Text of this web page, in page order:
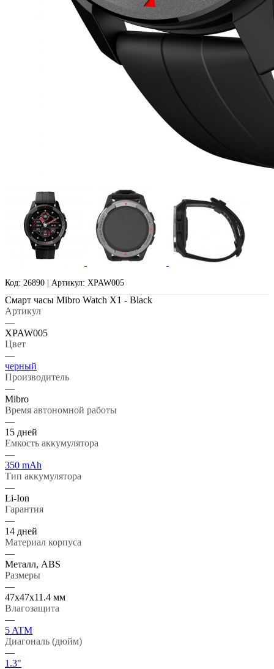
Код: 26890 | Артикул: XPAW005
Смарт часы Mibro Watch X1 - Black
Артикул
—
XPAW005
Цвет
—
черный
Производитель
—
Mibro
Время автономной работы
—
15 дней
Емкость аккумулятора
—
350 mAh
Тип аккумулятора
—
Li-Ion
Гарантия
—
14 дней
Материал корпуса
—
Металл, ABS
Размеры
—
47х47х11.4 мм
Влагозащита
—
5 ATM
Диагональ (дюйм)
—
1.3"